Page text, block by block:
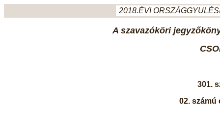
2018.ÉVI
A szavazóköri
301.
02. számú